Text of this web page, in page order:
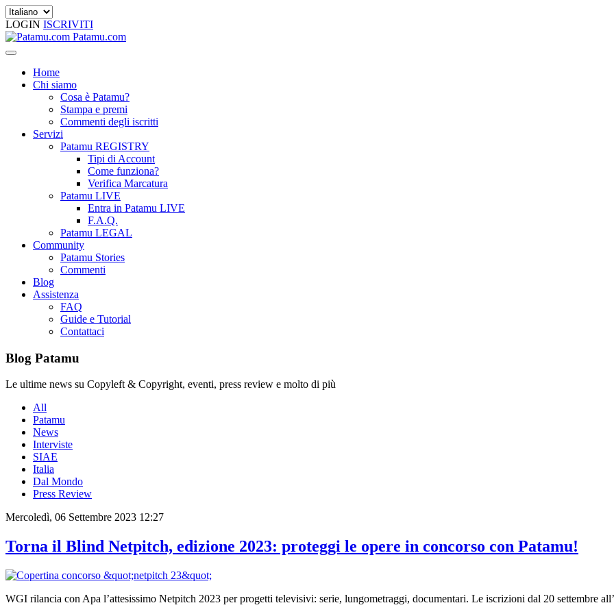
LOGIN ISCRIVITI
Patamu.com
Home
Chi siamo
Cosa è Patamu?
Stampa e premi
Commenti degli iscritti
Servizi
Patamu REGISTRY
Tipi di Account
Come funziona?
Verifica Marcatura
Patamu LIVE
Entra in Patamu LIVE
F.A.Q.
Patamu LEGAL
Community
Patamu Stories
Commenti
Blog
Assistenza
FAQ
Guide e Tutorial
Contattaci
Blog Patamu
Le ultime news su Copyleft & Copyright, eventi, press review e molto di più
All
Patamu
News
Interviste
SIAE
Italia
Dal Mondo
Press Review
Mercoledì, 06 Settembre 2023 12:27
Torna il Blind Netpitch, edizione 2023: proteggi le opere in concorso con Patamu!
WGI rilancia con Apa l’attesissimo Netpitch 2023 per progetti televisivi: serie, lungometraggi, documentari. Le iscrizioni dal 20 settembre